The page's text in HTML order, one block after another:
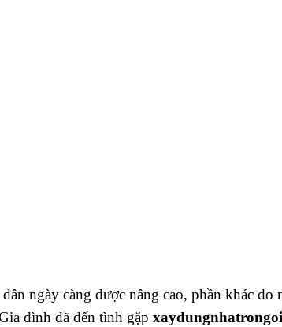
ngày càng được nâng cao, phần khác
đình đã đến tình gặp xaydungnhatrongoi